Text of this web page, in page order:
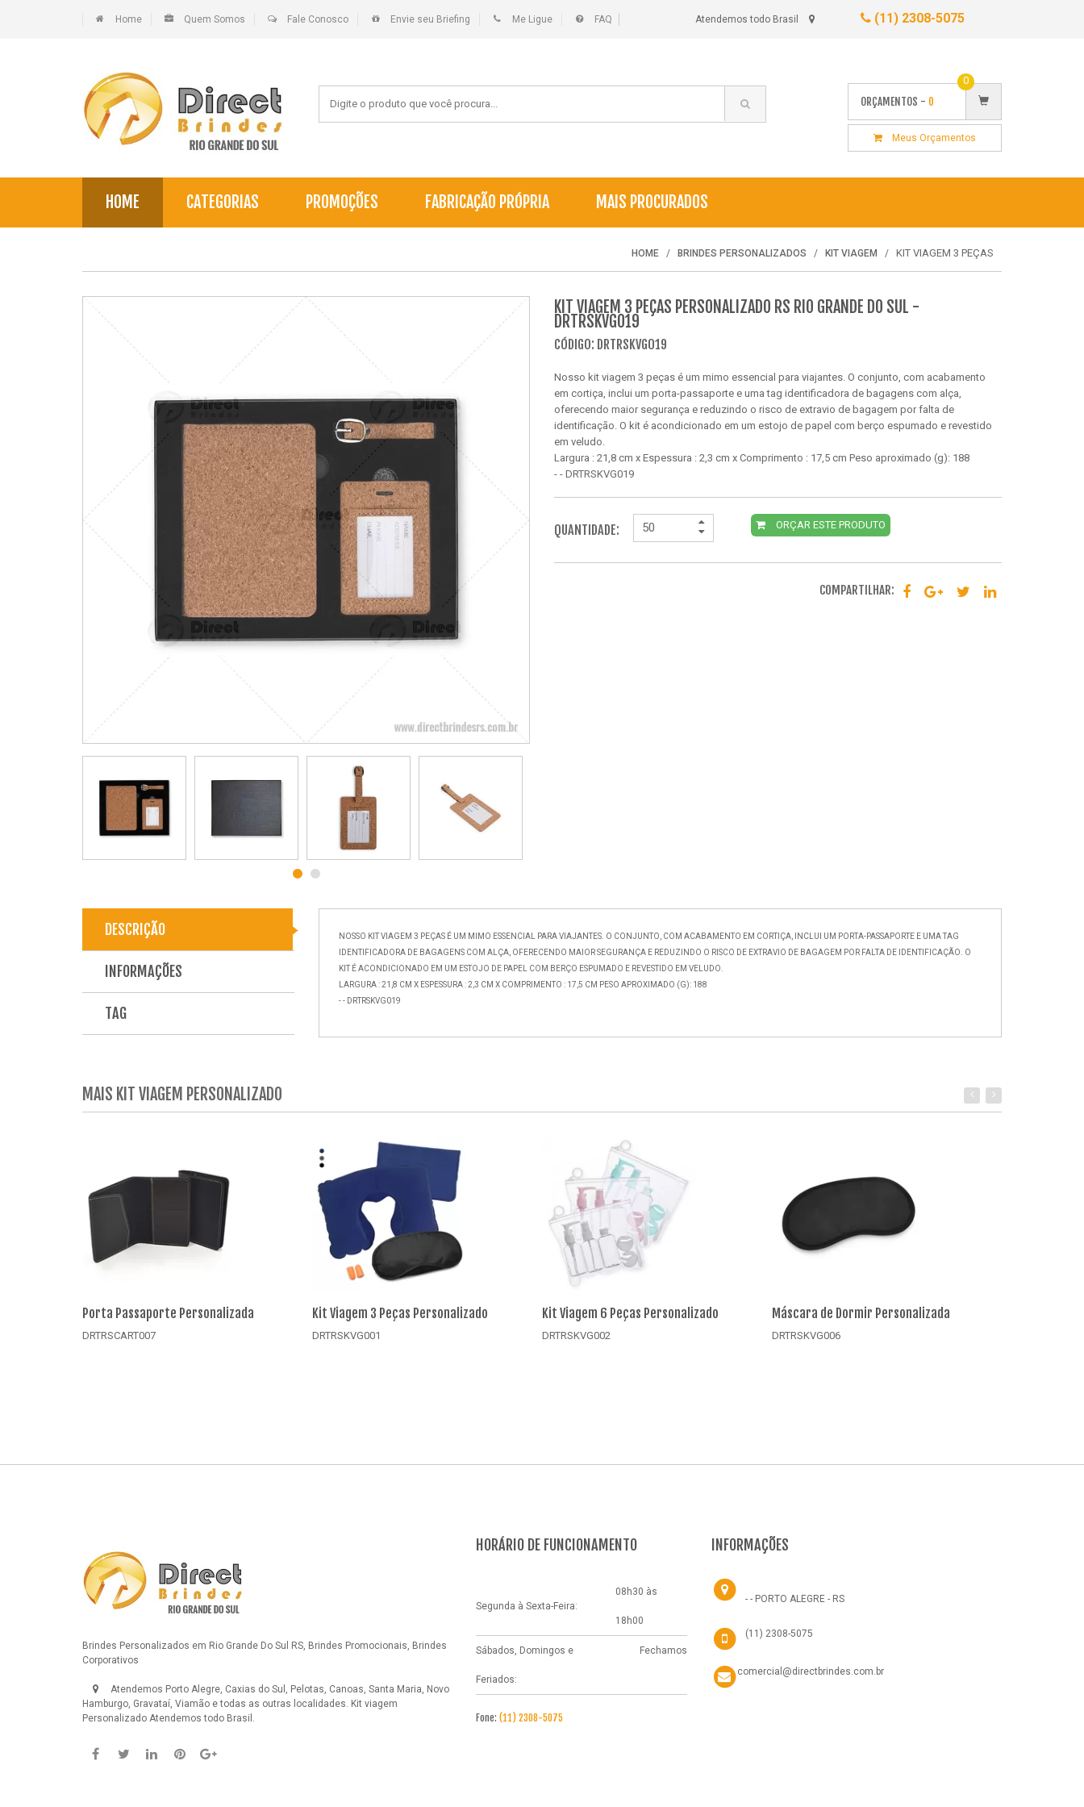
Home Quem Somos Fale Conosco Envie seu Briefing Me Ligue FAQ Atendemos todo Brasil (11) 2308-5075
ORÇAMENTOS - 0
0
Meus Orçamentos
HOME CATEGORIAS PROMOÇÕES FABRICAÇÃO PRÓPRIA MAIS PROCURADOS
HOME BRINDES PERSONALIZADOS KIT VIAGEM KIT VIAGEM 3 PEÇAS
KIT VIAGEM 3 PEÇAS PERSONALIZADO RS RIO GRANDE DO SUL -
DRTRSKVG019
CÓDIGO: DRTRSKVG019
Nosso kit viagem 3 peças é um mimo essencial para viajantes. O conjunto, com acabamento
em cortiça, inclui um porta-passaporte e uma tag identificadora de bagagens com alça,
oferecendo maior segurança e reduzindo o risco de extravio de bagagem por falta de
identificação. O kit é acondicionado em um estojo de papel com berço espumado e revestido
em veludo.
Largura : 21,8 cm x Espessura : 2,3 cm x Comprimento : 17,5 cm Peso aproximado (g): 188
- - DRTRSKVG019
QUANTIDADE: ORÇAR ESTE PRODUTO
COMPARTILHAR:
DESCRIÇÃO
INFORMAÇÕES
TAG
NOSSO KIT VIAGEM 3 PEÇAS É UM MIMO ESSENCIAL PARA VIAJANTES. O CONJUNTO, COM ACABAMENTO EM CORTIÇA, INCLUI UM PORTA-PASSAPORTE E UMA TAG
IDENTIFICADORA DE BAGAGENS COM ALÇA, OFERECENDO MAIOR SEGURANÇA E REDUZINDO O RISCO DE EXTRAVIO DE BAGAGEM POR FALTA DE IDENTIFICAÇÃO. O
KIT É ACONDICIONADO EM UM ESTOJO DE PAPEL COM BERÇO ESPUMADO E REVESTIDO EM VELUDO.
LARGURA : 21,8 CM X ESPESSURA : 2,3 CM X COMPRIMENTO : 17,5 CM PESO APROXIMADO (G): 188
- - DRTRSKVG019
MAIS KIT VIAGEM PERSONALIZADO
Porta Passaporte Personalizada
DRTRSCART007
Kit Viagem 3 Peças Personalizado
DRTRSKVG001
Kit Viagem 6 Peças Personalizado
DRTRSKVG002
Máscara de Dormir Personalizada
DRTRSKVG006
Brindes Personalizados em Rio Grande Do Sul RS, Brindes Promocionais, Brindes
Corporativos
Atendemos Porto Alegre, Caxias do Sul, Pelotas, Canoas, Santa Maria, Novo
Hamburgo, Gravataí, Viamão e todas as outras localidades. Kit viagem
Personalizado Atendemos todo Brasil.
HORÁRIO DE FUNCIONAMENTO
Segunda à Sexta-Feira:
08h30 às
18h00
Sábados, Domingos e
Feriados:
Fechamos
Fone: (11) 2308-5075
INFORMAÇÕES
- - PORTO ALEGRE - RS
(11) 2308-5075
comercial@directbrindes.com.br